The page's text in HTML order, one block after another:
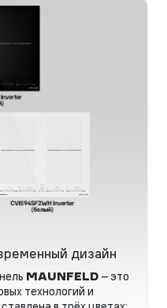
дизайн
MAUNFELD – это
технологий и